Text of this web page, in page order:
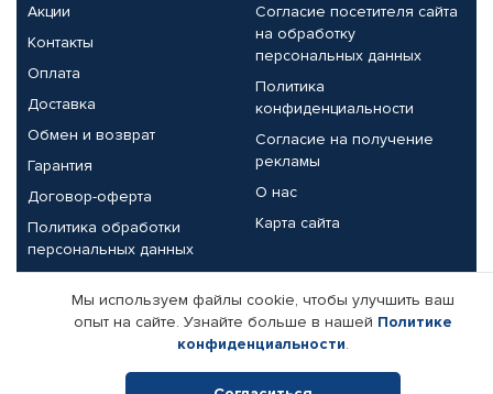
Акции
Контакты
Оплата
Доставка
Обмен и возврат
Гарантия
Договор-оферта
Политика обработки
персональных данных
Согласие посетителя сайта
на обработку
персональных данных
Политика
конфиденциальности
Согласие на получение
рекламы
О нас
Карта сайта
Партнерам
Корпоративным клиентам
Поставщикам
Реквизиты компании
Мы используем файлы cookie, чтобы улучшить ваш
опыт на сайте. Узнайте больше в нашей Политике
конфиденциальности.